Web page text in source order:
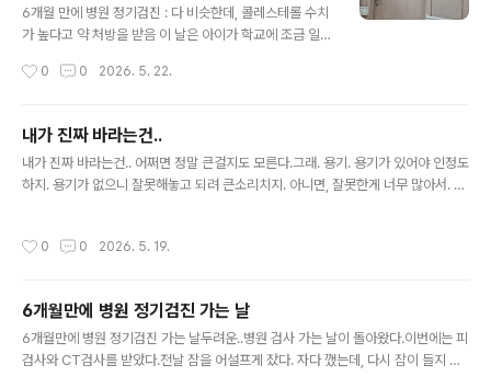
올라온다.아파트 안에 있는 운동기구를 이용해서 5분 정도
돌아가면서 운동한다. 운동기구가 여러개 있는데 처음부터
한다.할 수 없는 날 빼고 다 매일 하려고 노력 중이다.
6개월 만에 병원 정기검진 : 다 비슷한데, 콜레스테롤 수치
가 높다고 약 처방을 받음 이 날은 아이가 학교에 조금 일찍
다. 10분 일찍 타면 앉아서 갈 만큼 여유로운가 보다. 이런
다. 검사하는 것도 무섭지만, 결과 들으러 가는 게 더 무서
운걸...일찍 도착했다고 빨리 들어갈 줄 알았는데.. 그건 아
니었다. 환자는 늘 많으니까. 1시간쯤 기다려서 차례가 왔
다.다른 건 다 비슷한데, 콜레스테롤 수치가 너무 높다고 하
가는 날6개월만에 병원 정기검진 가는 날..
0 0 2026. 5. 22.
내가 진짜 바라는건..
내가 진짜 바라는건.. 어쩌면 정말 큰걸지도 모른다.그래. 용기. 용기가 있어야 인정도
하지. 용기가 없으니 잘못해놓고 되려 큰소리치지. 아니면, 잘못한게 너무 많아서. 제
라구. 미안한 본인에게 직접 말하라고. 아까 미안했다고. 내가 그렇게 말해서, 그렇게
담 쌓게 하지 말고 쫌. 별말 안하고 매일 지 일 한다고, 절대 괜찮은게 아니라니까. 그
냥 잘못됐다 생각할 때 한마디만 해..
0 0 2026. 5. 19.
6개월만에 병원 정기검진 가는 날
6개월만에 병원 정기검진 가는 날두려운..병원 검사 가는 날이 돌아왔다.이번에는 피
검사와 CT검사를 받았다.전날 잠을 어설프게 잤다. 자다 깼는데, 다시 잠이 들지 못